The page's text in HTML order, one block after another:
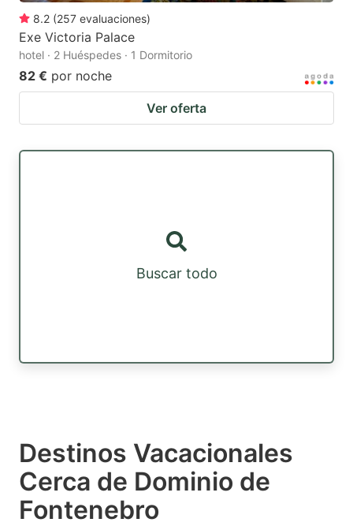
8.2 (257 evaluaciones)
Exe Victoria Palace
hotel · 2 Huéspedes · 1 Dormitorio
82 € por noche
Ver oferta
Buscar todo
Destinos Vacacionales
Cerca de Dominio de
Fontenebro